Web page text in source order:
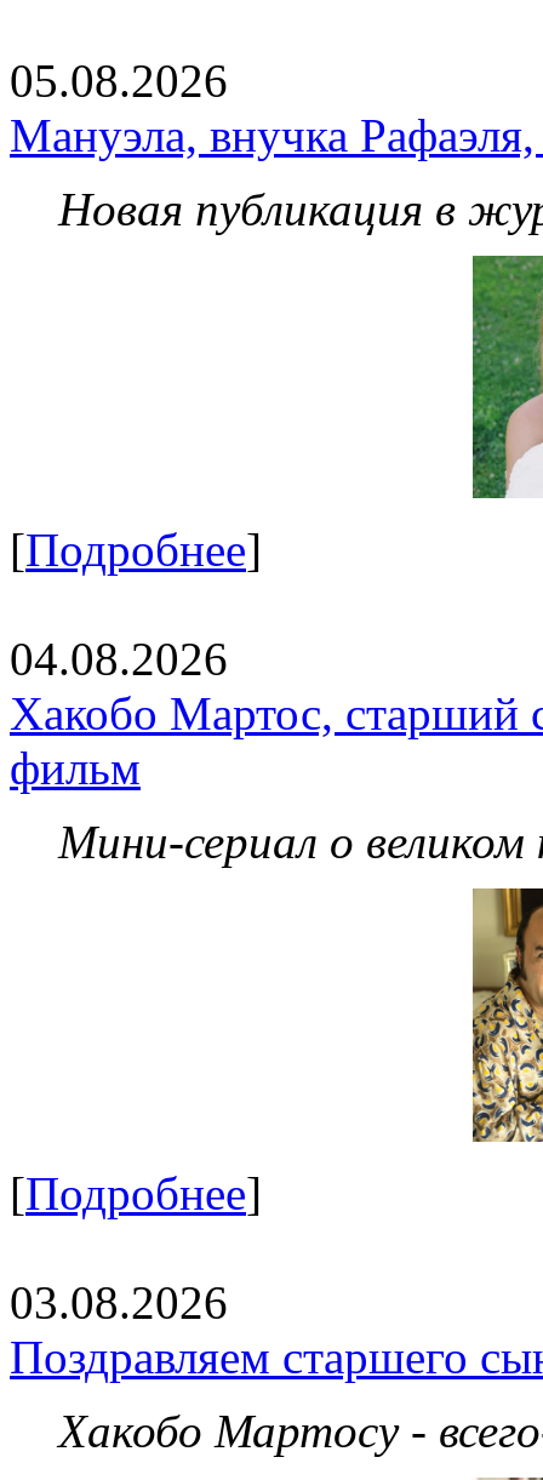
05.08.2026
Мануэла, внучка
Новая публикация в
[Подробнее]
04.08.2026
Хакобо Мартос, старший
фильм
Мини-сериал о великом
[Подробнее]
03.08.2026
Поздравляем старшего
Хакобо Мартосу -